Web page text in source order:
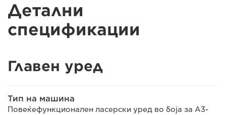
Детални
спецификации
Главен уред
Тип на машина
Повеќефункционален ласерски уред во боја за А3-